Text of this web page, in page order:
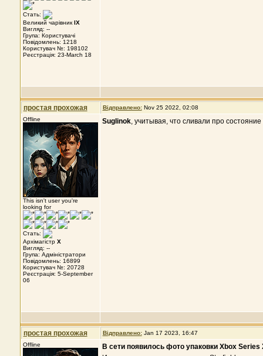
Стать:
Великий чарівник IX
Вигляд: --
Група: Користувачі
Повідомлень: 1218
Користувач №: 198102
Реєстрація: 23-March 18
простая прохожая Відправлено: Nov 25 2022, 02:08
Offline
This isn't user you're
looking for
Стать:
Архімагістр X
Вигляд: --
Група: Адміністратори
Повідомлень: 16899
Користувач №: 20728
Реєстрація: 5-September
06
Suglinok, учитывая, что сливали про
простая прохожая Відправлено: Jan 17 2023, 16:47
Offline
В сети появилось фото упаковки Xbox